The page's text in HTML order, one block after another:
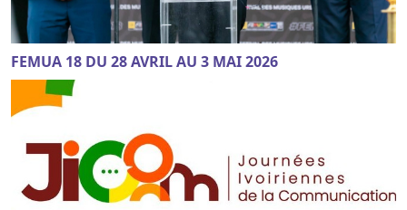
FEMUA 18 DU 28 AVRIL AU 3 MAI 2026